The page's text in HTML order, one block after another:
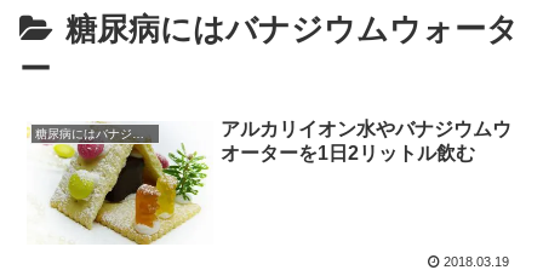
糖尿病にはバナジウムウォータ
ー
アルカリイオン水やバナジウムウ
オーターを1日2リットル飲む
2018.03.19